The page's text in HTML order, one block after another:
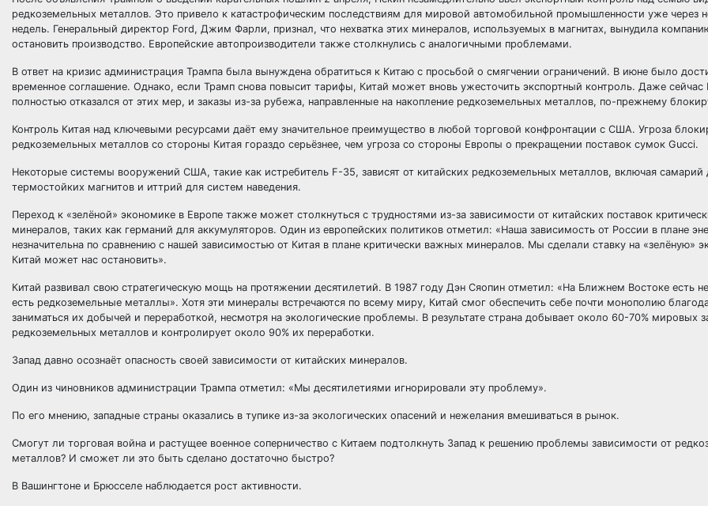
редкоземельных металлов. Это привело к катастрофическим последствиям для мировой автомобильной промышленности уже через
недель. Генеральный директор Ford, Джим Фарли, признал, что нехватка этих минералов, используемых в магнитах, вынудила
остановить производство. Европейские автопроизводители также столкнулись с аналогичными проблемами.
В ответ на кризис администрация Трампа была вынуждена обратиться к Китаю с просьбой о смягчении ограничений. В июне было
временное соглашение. Однако, если Трамп снова повысит тарифы, Китай может вновь ужесточить экспортный контроль. Даже сейчас
полностью отказался от этих мер, и заказы из-за рубежа, направленные на накопление редкоземельных металлов, по-прежнему
Контроль Китая над ключевыми ресурсами даёт ему значительное преимущество в любой торговой конфронтации с США. Угроза
редкоземельных металлов со стороны Китая гораздо серьёзнее, чем угроза со стороны Европы о прекращении поставок сумок Gucci.
Некоторые системы вооружений США, такие как истребитель F-35, зависят от китайских редкоземельных металлов, включая самарий
термостойких магнитов и иттрий для систем наведения.
Переход к «зелёной» экономике в Европе также может столкнуться с трудностями из-за зависимости от китайских поставок
минералов, таких как германий для аккумуляторов. Один из европейских политиков отметил: «Наша зависимость от России в плане
незначительна по сравнению с нашей зависимостью от Китая в плане критически важных минералов. Мы сделали ставку на «зелёную»
Китай может нас остановить».
Китай развивал свою стратегическую мощь на протяжении десятилетий. В 1987 году Дэн Сяопин отметил: «На Ближнем Востоке есть
есть редкоземельные металлы». Хотя эти минералы встречаются по всему миру, Китай смог обеспечить себе почти монополию
заниматься их добычей и переработкой, несмотря на экологические проблемы. В результате страна добывает около 60-70% мировых
редкоземельных металлов и контролирует около 90% их переработки.
Запад давно осознаёт опасность своей зависимости от китайских минералов.
Один из чиновников администрации Трампа отметил: «Мы десятилетиями игнорировали эту проблему».
По его мнению, западные страны оказались в тупике из-за экологических опасений и нежелания вмешиваться в рынок.
Смогут ли торговая война и растущее военное соперничество с Китаем подтолкнуть Запад к решению проблемы зависимости от
металлов? И сможет ли это быть сделано достаточно быстро?
В Вашингтоне и Брюсселе наблюдается рост активности.